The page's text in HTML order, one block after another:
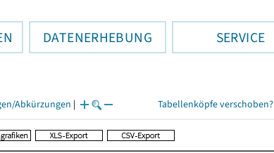
DATENERHEBUNG SERVICE
Abkürzungen | Tabellenköpfe verschoben?